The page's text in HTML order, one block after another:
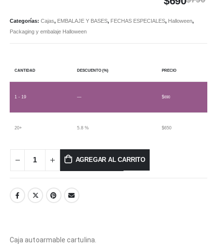
Categorías: Cajas, EMBALAJE Y BASES, FECHAS ESPECIALES, Halloween,
Packaging y embalaje Halloween
CANTIDAD DESCUENTO (%) PRECIO
1 - 19 — $690
20+ 5.8 % $650
AGREGAR AL CARRITO
Caja autoarmable cartulina.